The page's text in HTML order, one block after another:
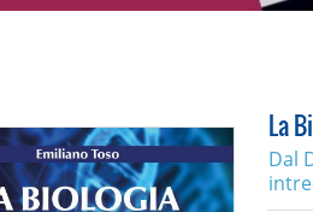
La
Dal